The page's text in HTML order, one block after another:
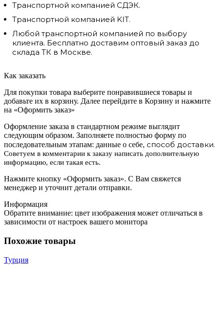
Транспортной компанией СДЭК.
Транспортной компанией KIT.
Любой транспортной компанией по выбору
клиента. Бесплатно доставим оптовый заказ до
склада ТК в Москве.
Как заказать
Для покупки товара выберите понравившиеся товары и
добавьте их в корзину. Далее перейдите в Корзину и нажмите
на «Оформить заказ»
Оформление заказа в стандартном режиме выглядит
следующим образом. Заполняете полностью форму по
последовательным этапам: данные о себе, способ доставки.
Советуем в комментарии к заказу написать дополнительную
информацию, если такая есть.
Нажмите кнопку «Оформить заказ». С Вам свяжется
менеджер и уточнит детали отправки.
Информация
Обратите внимание: цвет изображения может отличаться в
зависимости от настроек вашего монитора
Похожие товары
Турция